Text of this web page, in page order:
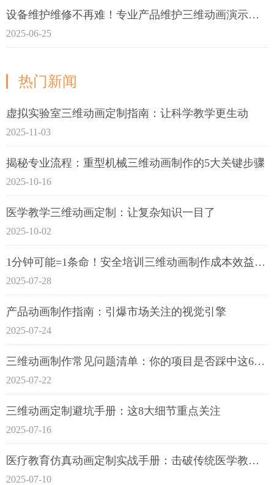
设备维护维修不再难！专业产品维护三维动画演示定制指南
2025-06-25
热门新闻
虚拟实验室三维动画定制指南：让科学教学更生动
2025-11-03
揭秘专业流程：重型机械三维动画制作的5大关键步骤
2025-10-16
医学教学三维动画定制：让复杂知识一目了
2025-10-02
1分钟可能=1条命！安全培训三维动画制作成本效益深度拆解
2025-07-28
产品动画制作指南：引爆市场关注的视觉引擎
2025-07-24
三维动画制作常见问题清单：你的项目是否踩中这6大技术雷区？
2025-07-22
三维动画定制避坑手册：这8大细节重点关注
2025-07-16
医疗教育仿真动画定制实战手册：击破传统医学教育7大痛点
2025-07-10